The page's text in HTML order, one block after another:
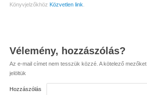
Könyvjelzőkhöz Közvetlen link
Vélemény, hozzászólás?
Az e-mail címet nem tesszük közzé. A kötelező mezőket
jelöltük
Hozzászólás